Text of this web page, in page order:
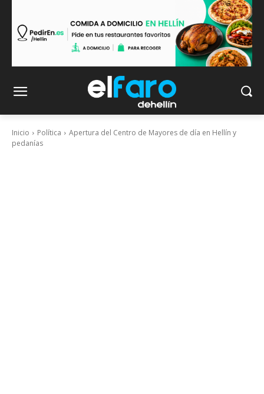
Inicio Política
Apertura del Centro de Mayores de día en Hellín y
pedanías